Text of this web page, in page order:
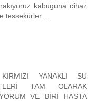
kabuguna cihaz
tessekürler ...
YANAKLI SU
TAM OLARAK
VE BİRİ HASTA